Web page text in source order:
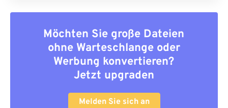
Möchten Sie große Dateien
ohne Warteschlange oder
Werbung konvertieren?
Jetzt upgraden
Melden Sie sich an